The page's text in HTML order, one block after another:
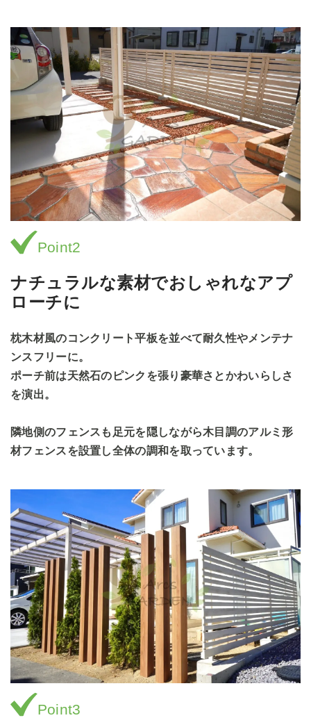
Point2
ナチュラルな素材でおしゃれなアプ
ローチに
枕木材風のコンクリート平板を並べて耐久性やメンテナ
ンスフリーに。
ポーチ前は天然石のピンクを張り豪華さとかわいらしさ
を演出。
隣地側のフェンスも足元を隠しながら木目調のアルミ形
材フェンスを設置し全体の調和を取っています。
Point3